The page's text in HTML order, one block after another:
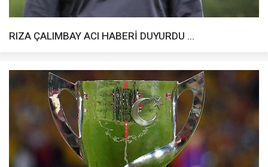
RIZA ÇALIMBAY ACI HABERİ DUYURDU ...